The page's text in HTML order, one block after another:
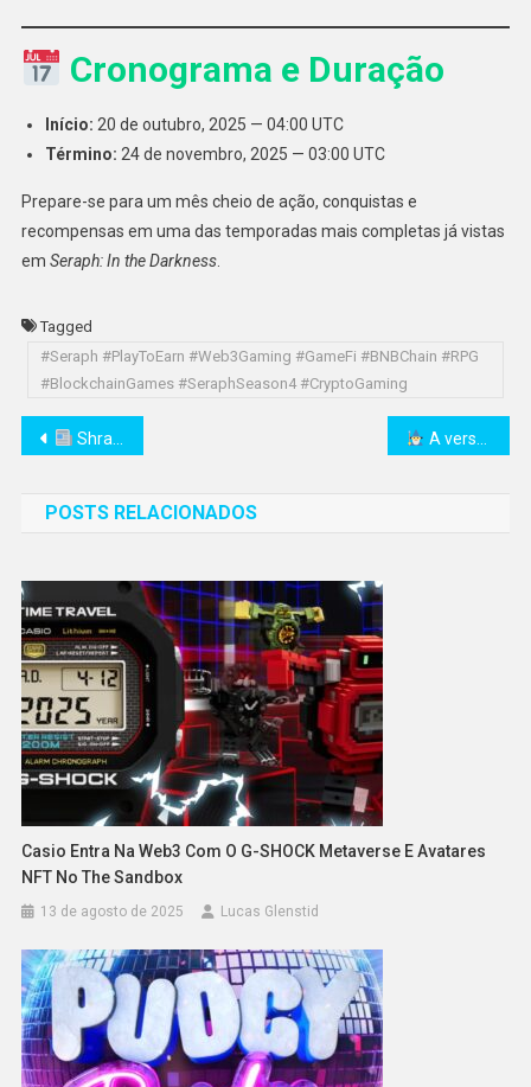
Cronograma e Duração
Início: 20 de outubro, 2025 — 04:00 UTC
Término: 24 de novembro, 2025 — 03:00 UTC
Prepare-se para um mês cheio de ação, conquistas e
recompensas em uma das temporadas mais completas já vistas
em Seraph: In the Darkness.
Tagged
#Seraph #PlayToEarn #Web3Gaming #GameFi #BNBChain #RPG
#BlockchainGames #SeraphSeason4 #CryptoGaming
Navegação
Post
Shrapnel inicia atualizações mensais de desenvolvedores antes do lançamento do 1º trimestre de 2026 A versão 1.4.0 de Outlanders vai ao ar com masmorras, recompensas raras e muito mais
POSTS RELACIONADOS
Casio Entra Na Web3 Com O G-SHOCK Metaverse E Avatares
NFT No The Sandbox
13 de agosto de 2025 Lucas Glenstid